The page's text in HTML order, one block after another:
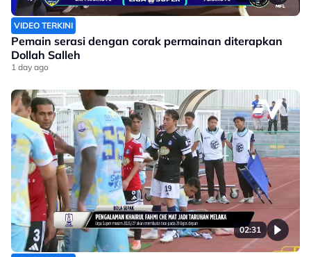
VIDEO TERKINI
Pemain serasi dengan corak permainan diterapkan
Dollah Salleh
1 day ago
02:31